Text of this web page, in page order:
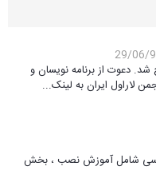
29/06/
دعوت از برنامه نویسان و
لاراول ایران به لینک...
با جوملا نسخه 1.7 و 2.5 فارسی شامل آموزش نصب ، بخش